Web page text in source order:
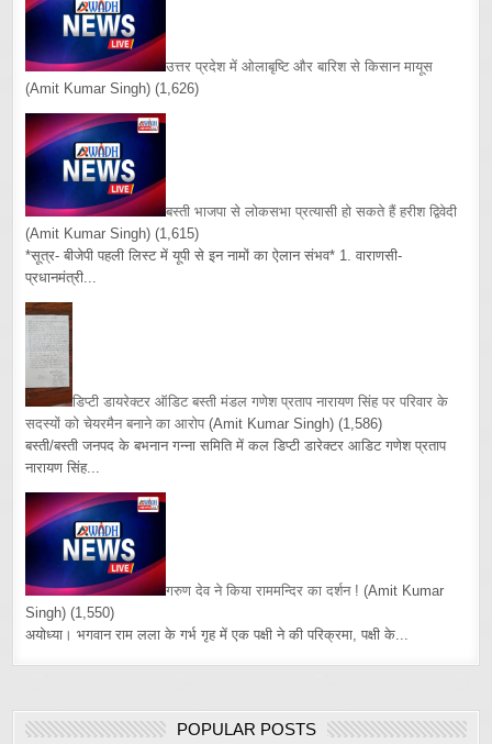
उत्तर प्रदेश में ओलाबृष्टि और बारिश से किसान मायूस
(Amit Kumar Singh) (1,626)
बस्ती भाजपा से लोकसभा प्रत्यासी हो सकते हैं हरीश द्विवेदी
(Amit Kumar Singh) (1,615)
*सूत्र- बीजेपी पहली लिस्ट में यूपी से इन नामों का ऐलान संभव* 1. वाराणसी-
प्रधानमंत्री...
डिप्टी डायरेक्टर ऑडिट बस्ती मंडल गणेश प्रताप नारायण सिंह पर परिवार के
सदस्यों को चेयरमैन बनाने का आरोप (Amit Kumar Singh) (1,586)
बस्ती/बस्ती जनपद के बभनान गन्ना समिति में कल डिप्टी डारेक्टर आडिट गणेश प्रताप
नारायण सिंह...
गरुण देव ने किया राममन्दिर का दर्शन ! (Amit Kumar
Singh) (1,550)
अयोध्या। भगवान राम लला के गर्भ गृह में एक पक्षी ने की परिक्रमा, पक्षी के...
POPULAR POSTS